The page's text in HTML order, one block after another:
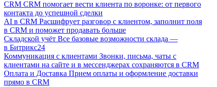
CRM CRM помогает вести клиента по воронке: от первого
контакта до успешной сделки
AI в CRM Расшифрует разговор с клиентом, заполнит поля
в CRM и поможет продавать больше
Складской учёт Все базовые возможности склада —
в Битрикс24
Коммуникация с клиентами Звонки, письма, чаты с
клиентами на сайте и в мессенджерах сохраняются в CRM
Оплата и Доставка Прием оплаты и оформление доставки
прямо в CRM